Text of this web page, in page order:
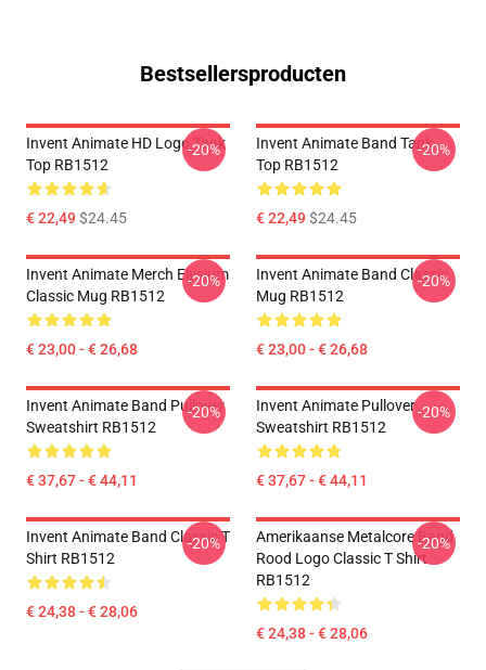
Bestsellersproducten
Invent Animate HD Logo Tank
Top RB1512
€ 22,49$24.45
-20%
Invent Animate Band Tank
Top RB1512
€ 22,49$24.45
-20%
Invent Animate Merch Elysium
Classic Mug RB1512
€ 23,00 - € 26,68
-20%
Invent Animate Band Classic
Mug RB1512
€ 23,00 - € 26,68
-20%
Invent Animate Band Pullover
Sweatshirt RB1512
€ 37,67 - € 44,11
-20%
Invent Animate Pullover
Sweatshirt RB1512
€ 37,67 - € 44,11
-20%
Invent Animate Band Classic T
Shirt RB1512
€ 24,38 - € 28,06
-20%
Amerikaanse Metalcore Band
Rood Logo Classic T Shirt
RB1512
€ 24,38 - € 28,06
-20%